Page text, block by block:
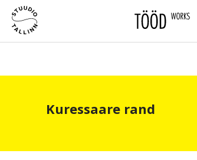
Kuressaare rand